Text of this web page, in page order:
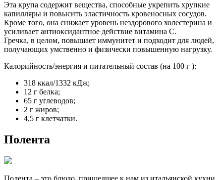
Эта крупа содержит вещества, способные укрепить хрупкие
капилляры и повысить эластичность кровеносных сосудов.
Кроме того, она снижает уровень нездорового холестерина и
усиливает антиоксидантное действие витамина С.
Гречка, в целом, повышает иммунитет и подходит для людей,
получающих умственно и физически повышенную нагрузку.
Калорийность/энергия и питательный состав (на 100 г ):
318 ккал/1332 кДж;
12 г белка;
65 г углеводов;
2 г жиров;
4,5 г клетчатки.
Полента
Полента – это блюдо, пришедшее к нам из итальянской кухни.